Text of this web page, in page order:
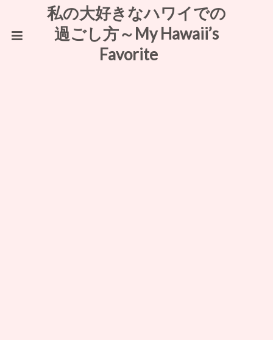
私の大好きなハワイでの
過ごし方～My Hawaii’s
Favorite